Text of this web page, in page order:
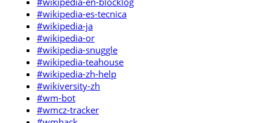
#wikipedia-es-tecnica
#wikipedia-ja
#wikipedia-or
#wikipedia-snuggle
#wikipedia-teahouse
#wikipedia-zh-help
#wikiversity-zh
#wm-bot
#wmcz-tracker